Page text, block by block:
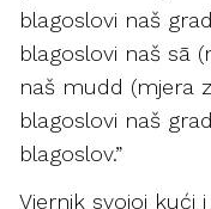
blagoslovi naš
blagoslovi naš sā
naš mudd (mjera
blagoslovi naš
blagoslov.”
Vjernik svojoj kući